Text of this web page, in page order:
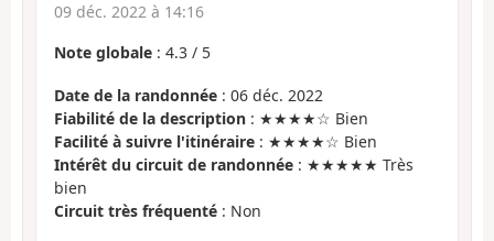
09 déc. 2022 à 14:16
Note globale : 4.3 / 5
Date de la randonnée : 06 déc. 2022
Fiabilité de la description : ★★★★☆ Bien
Facilité à suivre l'itinéraire : ★★★★☆ Bien
Intérêt du circuit de randonnée : ★★★★★ Très
bien
Circuit très fréquenté : Non